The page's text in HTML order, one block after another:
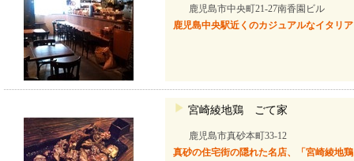
鹿児島市中央町21-27南香園ビル
鹿児島中央駅近くのカジュアルなイタリ
宮崎綾地鶏 ごて家
鹿児島市真砂本町33-12
真砂の住宅街の隠れた名店、「宮崎綾地